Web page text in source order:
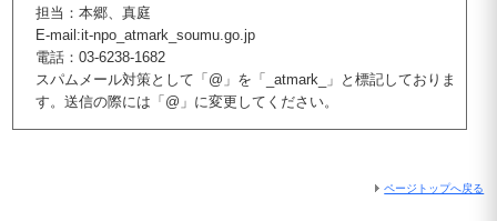
担当：本郷、真庭
E-mail:it-npo_atmark_soumu.go.jp
電話：03-6238-1682
スパムメール対策として「@」を「_atmark_」と標記しておりま
す。送信の際には「@」に変更してください。
ページトップへ戻る